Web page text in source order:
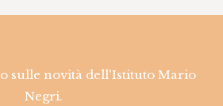
sulle novità dell'Istituto Mario
Negri.